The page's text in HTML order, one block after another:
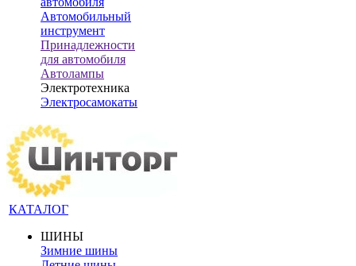
Автомобильный
инструмент
Принадлежности
для автомобиля
Автолампы
Электротехника
Электросамокаты
КАТАЛОГ
ШИНЫ
Зимние шины